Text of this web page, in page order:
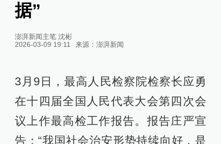
据”
澎湃新闻主笔 沈彬
2026-03-09 19:11
来源： 澎湃新闻
3月9日，最高人民检察院检察长应勇
在十四届全国人民代表大会第四次会
议上作最高检工作报告。报告庄严宣
告：“我国社会治安形势持续向好，是